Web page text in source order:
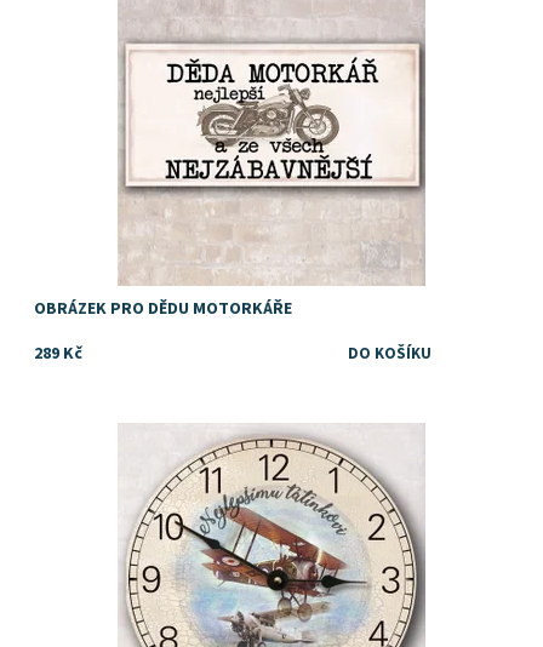
OBRÁZEK PRO DĚDU MOTORKÁŘE
289 Kč
Dárek pro toho nejlepšího tátu
Skladem